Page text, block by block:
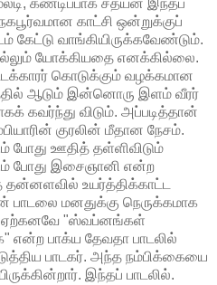
காட்சி ஒன்றுக்குப்
கேட்டு வாங்கியிருக்கவேண்டும்.
யோக்கியதை எனக்கில்லை.
கொடுக்கும் வழக்கமான
ஆடும் இன்னொரு இளம் வீரர்
கவர்ந்து விடும். அப்படித்தான்
குரலின் மீதான நேசம்.
போது ஊதித் தள்ளிவிடும்
போது இசைஞானி என்ற
உயர்த்திக்காட்ட
பாடலை மனதுக்கு நெருக்கமாக
ஏற்கனவே "ஸ்வப்னங்கள்
பாக்ய தேவதா பாடலில்
பாடகர். அந்த நம்பிக்கையை
இந்தப் பாடலில்.